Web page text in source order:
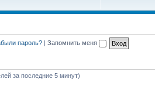
пароль? | Запомнить меня
за последние 5 минут)